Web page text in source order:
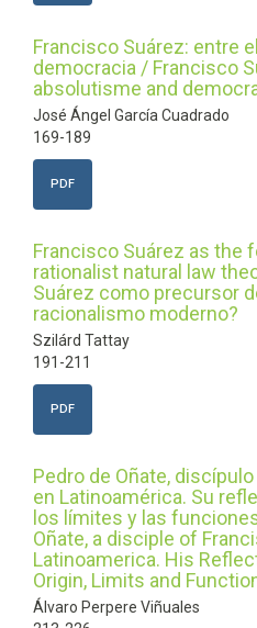
Francisco Suárez: entre
democracia / Francisco
absolutisme and
José Ángel García Cuadrado
169-189
PDF
Francisco Suárez as the
rationalist natural law
Suárez como precursor
racionalismo moderno?
Szilárd Tattay
191-211
PDF
Pedro de Oñate,
en Latinoamérica. Su
los límites y las
Oñate, a disciple of
Latinoamerica. His
Origin, Limits and
Álvaro Perpere Viñuales